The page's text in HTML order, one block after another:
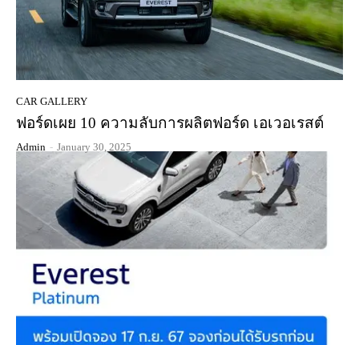
CAR GALLERY
ฟอร์ดเผย 10 ความลับการผลิตฟอร์ด เอเวอเรสต์
Admin - January 30, 2025